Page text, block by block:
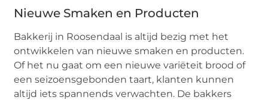
Nieuwe Smaken en Producten
Bakkerij in Roosendaal is altijd bezig met het
ontwikkelen van nieuwe smaken en producten.
Of het nu gaat om een nieuwe variëteit brood of
een seizoensgebonden taart, klanten kunnen
altijd iets spannends verwachten. De bakkers